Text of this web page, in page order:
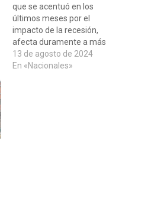
que se acentuó en los
últimos meses por el
impacto de la recesión,
afecta duramente a más
de 1.000.000 de chicos
argentinos, quienes se ven
13 de agosto de 2024
En «Nacionales»